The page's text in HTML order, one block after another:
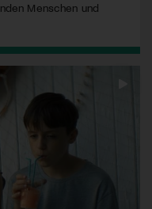
Menschen und